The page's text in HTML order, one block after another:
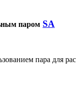
паром SA
пара для